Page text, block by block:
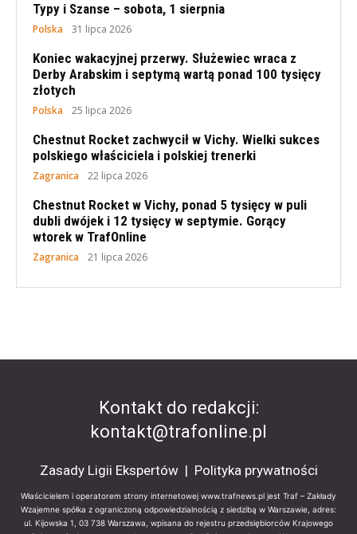
Typy i Szanse – sobota, 1 sierpnia
Polska 31 lipca 2026
Koniec wakacyjnej przerwy. Służewiec wraca z
Derby Arabskim i septymą wartą ponad 100 tysięcy
złotych
Polska 25 lipca 2026
Chestnut Rocket zachwycił w Vichy. Wielki sukces
polskiego właściciela i polskiej trenerki
Zagranica 22 lipca 2026
Chestnut Rocket w Vichy, ponad 5 tysięcy w puli
dubli dwójek i 12 tysięcy w septymie. Gorący
wtorek w TrafOnline
Zagranica 21 lipca 2026
Kontakt do redakcji:
kontakt@trafonline.pl
Zasady Ligii Ekspertów| Polityka prywatności
Właścicielem i operatorem strony internetowej www.trafnews.pl jest Traf – Zakłady
Wzajemne spółka z ograniczoną odpowiedzialnością z siedzibą w Warszawie, adres:
ul. Kijowska 1, 03 738 Warszawa, wpisana do rejestru przedsiębiorców Krajowego